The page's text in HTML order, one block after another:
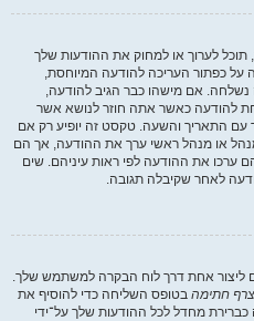
לערוך או למחוק את ההודעות שלך
על כפתור העריכה להודעה המיוחסת,
אם מישהו כבר הגיב להודעה,
להודעה כאשר אתה חוזר לנושא אשר
התאריך והשעה. טקסט זה יופיע רק אם
או מנהל ראשי ערך את ההודעה, אך הם
ערכו את ההודעה לפי ראות עיניהם. שים
לאחר שקיבלה תגובה.
ליצור אחת דרך לוח הבקרה למשתמש שלך.
צרף חתימה בטופס השליחה כדי להוסיף את
מחדל לכל ההודעות שלך על־ידי